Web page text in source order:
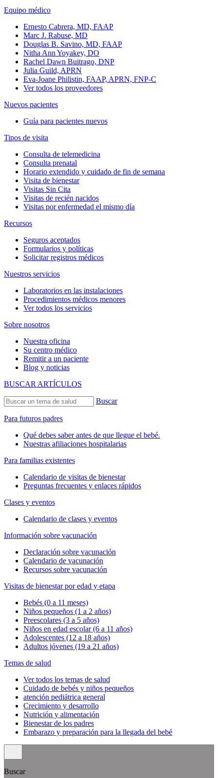
Equipo médico
Ernesto Cabrera, MD, FAAP
Marc J. Rabuse, MD
Douglas B. Savino, MD, FAAP
Nitha Ann Yoyakey, DO
Rachel Dawn Buitrago, DNP
Julia Guild, APRN
Eva-Joane Philistin, FAAP, APRN, FNP-C
Ver todos los proveedores
Nuevos pacientes
Guía para pacientes nuevos
Tipos de visita
Consulta de telemedicina
Consulta prenatal
Horario extendido y cuidado de fin de semana
Visita de bienestar
Visitas Sin Cita
Visitas de recién nacidos
Visitas por enfermedad el mismo día
Recursos
Seguros aceptados
Formularios y políticas
Solicitar registros médicos
Nuestros servicios
Laboratorios en las instalaciones
Procedimientos médicos menores
Ver todos los servicios
Sobre nosotros
Nuestra oficina
Su centro médico
Remitir a un paciente
Blog y noticias
BUSCAR ARTÍCULOS
Buscar
Para futuros padres
Qué debes saber antes de que llegue el bebé.
Nuestras afiliaciones hospitalarias
Para familias existentes
Calendario de visitas de bienestar
Preguntas frecuentes y enlaces rápidos
Clases y eventos
Calendario de clases y eventos
Información sobre vacunación
Declaración sobre vacunación
Calendario de vacunación
Recursos sobre vacunación
Visitas de bienestar por edad y etapa
Bebés (0 a 11 meses)
Niños pequeños (1 a 2 años)
Preescolares (3 a 5 años)
Niños en edad escolar (6 a 11 años)
Adolescentes (12 a 18 años)
Adultos jóvenes (19 a 21 años)
Temas de salud
Ver todos los temas de salud
Cuidado de bebés y niños pequeños
atención pediátrica general
Crecimiento y desarrollo
Nutrición y alimentación
Bienestar de los padres
Embarazo y preparación para la llegada del bebé
Buscar